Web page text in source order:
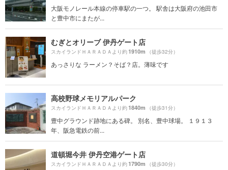
大阪モノレール本線の停車駅の一つ。 駅舎は大阪府の池田市
と豊中市にまたが...
むぎとオリーブ 伊丹ゲート店
スカイランドＨＡＲＡＤＡより約1910m （徒歩32分）
あっさりな ラーメン？そば？店。薄味です
高校野球メモリアルパーク
スカイランドＨＡＲＡＤＡより約1840m （徒歩31分）
豊中グラウンド跡地にある碑。 別名、豊中球場。 １９１３
年、阪急電鉄の前...
道頓堀今井 伊丹空港ゲート店
スカイランドＨＡＲＡＤＡより約1790m （徒歩30分）